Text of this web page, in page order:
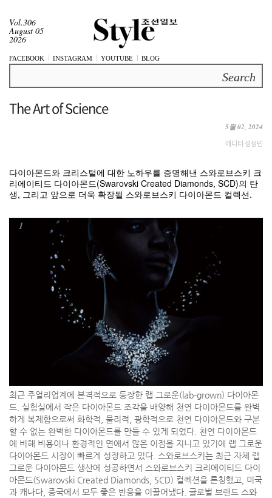
Vol.306
August 05
2026
FACEBOOK INSTAGRAM YOUTUBE BLOG
The Art of Science
5월 02, 2024
에디터 성정민
다이아몬드와 크리스털에 대한 노하우를 증명해낸 스와로브스키 크
리에이티드 다이아몬드(Swarovski Created Diamonds, SCD)의 탄
생, 그리고 앞으로 더욱 확장될 스와로브스키 다이아몬드 컬렉션.
1
최근 주얼리업계에 본격적으로 등장한 랩 그로운(lab-grown) 다이아몬
드. 실험실에서 작은 다이아몬드 조각을 배양해 천연 다이아몬드를 완벽
하게 복제함으로써 화학적, 물리적, 광학적으로 천연 다이아몬드와 구분
할 수 없는 완벽한 다이아몬드를 만들 수 있게 되었다. 천연 다이아몬드
에 비해 비용이나 환경적인 면에서 많은 이점을 지니고 있기에 랩 그로운
다이아몬드 시장이 빠르게 성장하고 있다. 스와로브스키는 최근 자체 랩
그로운 다이아몬드 생산에 성공하면서 스와로브스키 크리에이티드 다이
아몬드(Swarovski Created Diamonds, SCD) 컬렉션을 론칭했고, 미국
과 캐나다, 중국에서 모두 좋은 반응을 이끌어냈다. 글로벌 브랜드 스와